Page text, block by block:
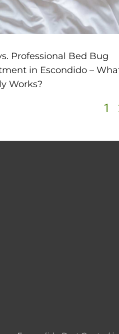
Professional Bed Bug
in Escondido –
Works?
1